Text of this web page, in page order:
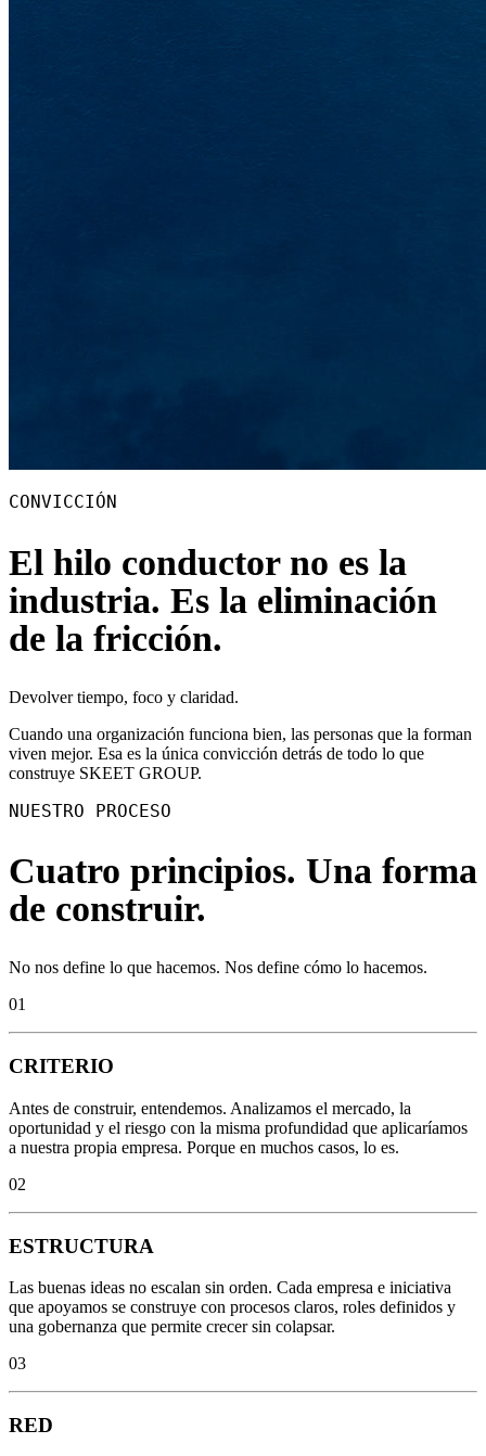
CONVICCIÓN
El hilo conductor no es la
industria. Es la eliminación
de la fricción.
Devolver tiempo, foco y claridad.
Cuando una organización funciona bien, las personas que la forman
viven mejor. Esa es la única convicción detrás de todo lo que
construye SKEET GROUP.
NUESTRO PROCESO
Cuatro principios. Una forma
de construir.
No nos define lo que hacemos. Nos define cómo lo hacemos.
01
CRITERIO
Antes de construir, entendemos. Analizamos el mercado, la
oportunidad y el riesgo con la misma profundidad que aplicaríamos
a nuestra propia empresa. Porque en muchos casos, lo es.
02
ESTRUCTURA
Las buenas ideas no escalan sin orden. Cada empresa e iniciativa
que apoyamos se construye con procesos claros, roles definidos y
una gobernanza que permite crecer sin colapsar.
03
RED